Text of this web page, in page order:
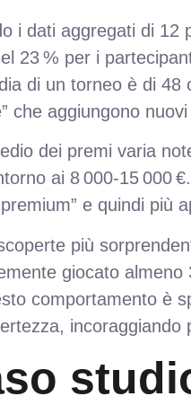
i dati aggregati di 12
23 % per i
di un torneo è di 48
che aggiungono
dei premi varia
ai 8 000‑15 000
e quindi più
più
giocato
comportamento è
incoraggiando